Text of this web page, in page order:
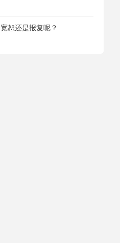
恕还是报复呢？